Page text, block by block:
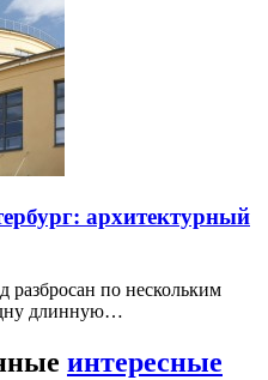
архитектурный
разбросан по нескольким
длинную…
интересные